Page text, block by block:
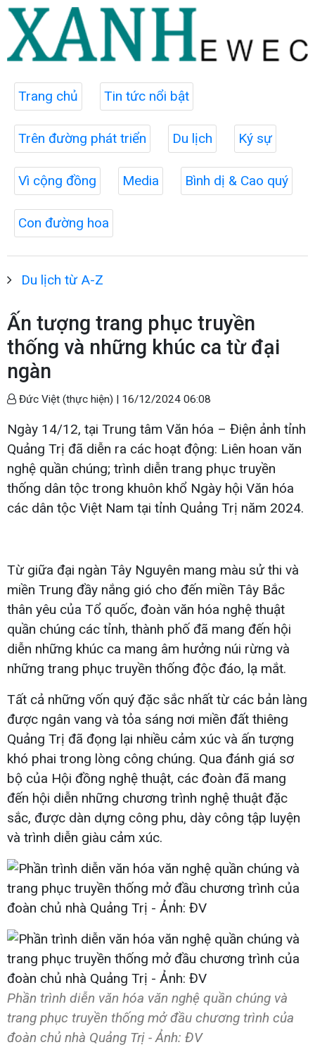
Trang chủ Tin tức nổi bật
Trên đường phát triển Du lịch Ký sự
Vì cộng đồng Media Bình dị & Cao quý
Con đường hoa
Du lịch từ A-Z
Ấn tượng trang phục truyền
thống và những khúc ca từ đại
ngàn
Đức Việt (thực hiện) | 16/12/2024 06:08
Ngày 14/12, tại Trung tâm Văn hóa – Điện ảnh tỉnh
Quảng Trị đã diễn ra các hoạt động: Liên hoan văn
nghệ quần chúng; trình diễn trang phục truyền
thống dân tộc trong khuôn khổ Ngày hội Văn hóa
các dân tộc Việt Nam tại tỉnh Quảng Trị năm 2024.
Từ giữa đại ngàn Tây Nguyên mang màu sử thi và
miền Trung đầy nắng gió cho đến miền Tây Bắc
thân yêu của Tổ quốc, đoàn văn hóa nghệ thuật
quần chúng các tỉnh, thành phố đã mang đến hội
diễn những khúc ca mang âm hưởng núi rừng và
những trang phục truyền thống độc đáo, lạ mắt.
Tất cả những vốn quý đặc sắc nhất từ các bản làng
được ngân vang và tỏa sáng nơi miền đất thiêng
Quảng Trị đã đọng lại nhiều cảm xúc và ấn tượng
khó phai trong lòng công chúng. Qua đánh giá sơ
bộ của Hội đồng nghệ thuật, các đoàn đã mang
đến hội diễn những chương trình nghệ thuật đặc
sắc, được dàn dựng công phu, dày công tập luyện
và trình diễn giàu cảm xúc.
Phần trình diễn văn hóa văn nghệ quần chúng và
trang phục truyền thống mở đầu chương trình của
đoàn chủ nhà Quảng Trị - Ảnh: ĐV